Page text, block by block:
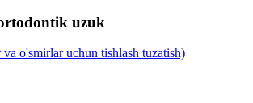
uzuk
o'smirlar uchun tishlash tuzatish)